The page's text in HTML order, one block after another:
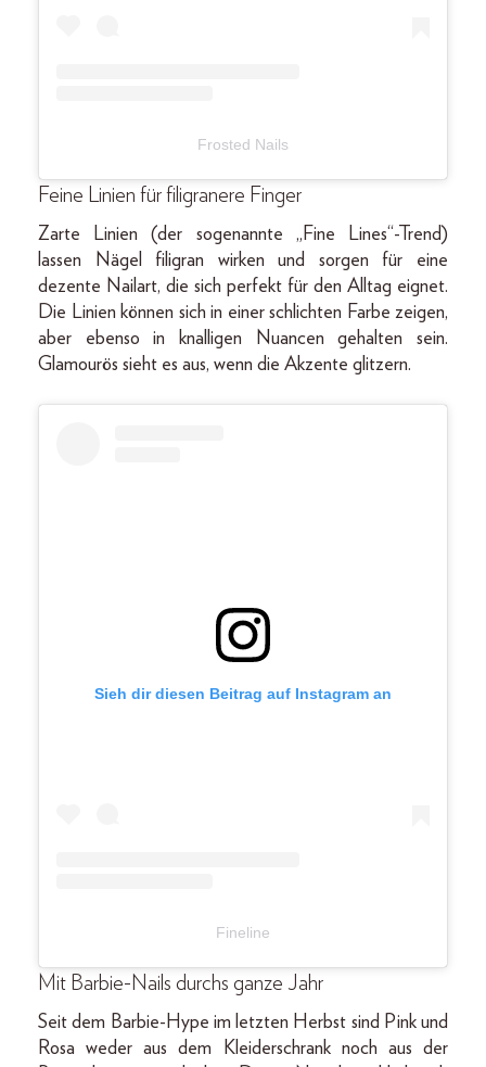
Frosted Nails
Feine Linien für filigranere Finger
Zarte Linien (der sogenannte „Fine Lines“-Trend)
lassen Nägel filigran wirken und sorgen für eine
dezente Nailart, die sich perfekt für den Alltag eignet.
Die Linien können sich in einer schlichten Farbe zeigen,
aber ebenso in knalligen Nuancen gehalten sein.
Glamourös sieht es aus, wenn die Akzente glitzern.
Sieh dir diesen Beitrag auf Instagram an
Fineline
Mit Barbie-Nails durchs ganze Jahr
Seit dem Barbie-Hype im letzten Herbst sind Pink und
Rosa weder aus dem Kleiderschrank noch aus der